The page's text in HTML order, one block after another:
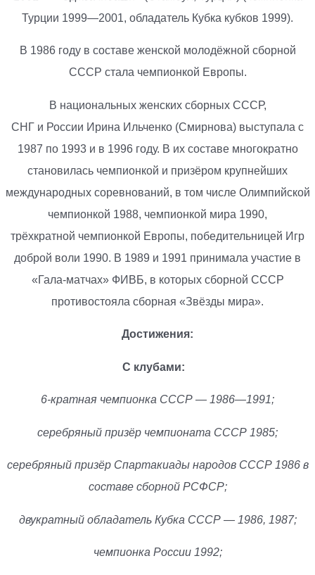
Турции 1999—2001, обладатель Кубка кубков 1999).
В 1986 году в составе женской молодёжной сборной
СССР стала чемпионкой Европы.
В национальных женских сборных СССР,
СНГ и России Ирина Ильченко (Смирнова) выступала с
1987 по 1993 и в 1996 году. В их составе многократно
становилась чемпионкой и призёром крупнейших
международных соревнований, в том числе Олимпийской
чемпионкой 1988, чемпионкой мира 1990,
трёхкратной чемпионкой Европы, победительницей Игр
доброй воли 1990. В 1989 и 1991 принимала участие в
«Гала-матчах» ФИВБ, в которых сборной СССР
противостояла сборная «Звёзды мира».
Достижения:
С клубами:
6-кратная чемпионка СССР — 1986—1991;
серебряный призёр чемпионата СССР 1985;
серебряный призёр Спартакиады народов СССР 1986 в
составе сборной РСФСР;
двукратный обладатель Кубка СССР — 1986, 1987;
чемпионка России 1992;